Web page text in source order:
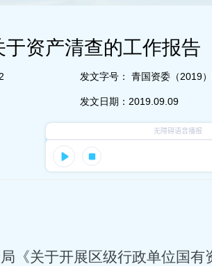
资产清查的工作报告
发文字号： 青国资委（2019
发文日期： 2019.09.09
《关于开展区级行政单位国有